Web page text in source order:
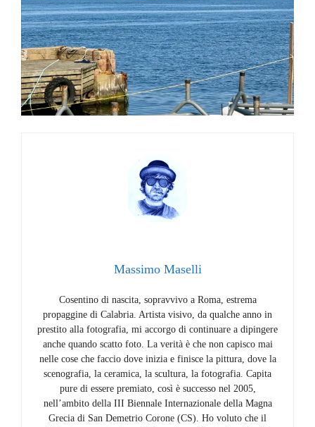
Massimo Maselli
Cosentino di nascita, sopravvivo a Roma, estrema
propaggine di Calabria. Artista visivo, da qualche anno in
prestito alla fotografia, mi accorgo di continuare a dipingere
anche quando scatto foto. La verità è che non capisco mai
nelle cose che faccio dove inizia e finisce la pittura, dove la
scenografia, la ceramica, la scultura, la fotografia. Capita
pure di essere premiato, così è successo nel 2005,
nell’ambito della III Biennale Internazionale della Magna
Grecia di San Demetrio Corone (CS). Ho voluto che il